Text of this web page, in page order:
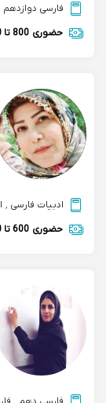
فارسی دوازدهم
حضوری 800 تا 900 هزارتومان
ادبیات فارسی ,
حضوری 600 تا 700 هزارتومان